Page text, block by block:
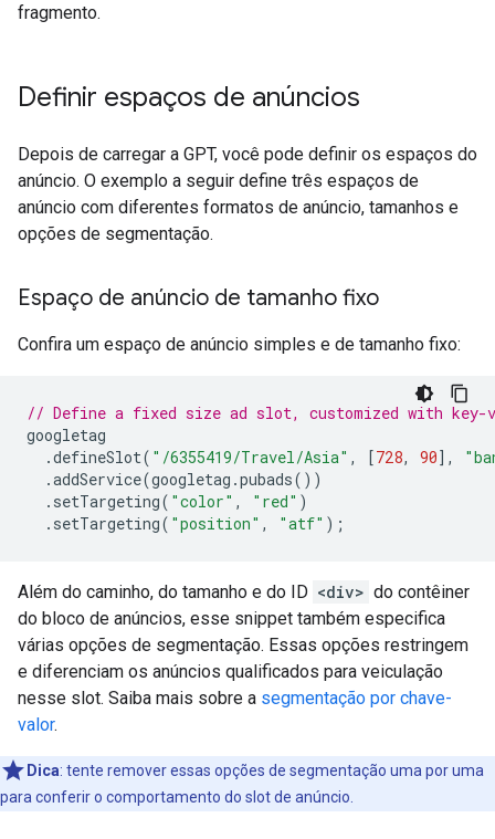
fragmento.
Definir espaços de anúncios
Depois de carregar a GPT, você pode definir os espaços do
anúncio. O exemplo a seguir define três espaços de
anúncio com diferentes formatos de anúncio, tamanhos e
opções de segmentação.
Espaço de anúncio de tamanho fixo
Confira um espaço de anúncio simples e de tamanho fixo:
// Define a fixed size ad slot, customized with key-
googletag
.defineSlot( "/6355419/Travel/Asia" , [728, 90],
.addService(googletag .pubads())
. setTargeting( "color" , "red" )
. setTargeting( "position" , "atf" );
Além do caminho, do tamanho e do ID <div> do contêiner
do bloco de anúncios, esse snippet também especifica
várias opções de segmentação. Essas opções restringem
e diferenciam os anúncios qualificados para veiculação
nesse slot. Saiba mais sobre a segmentação por chave-
valor.
Dica: tente remover essas opções de segmentação uma por uma
para conferir o comportamento do slot de anúncio.